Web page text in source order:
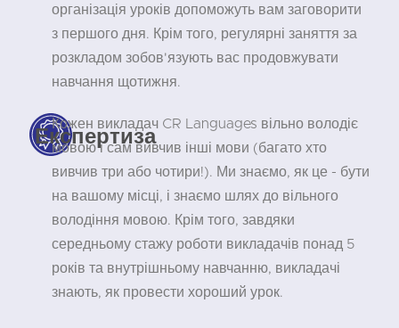
організація уроків допоможуть вам заговорити
з першого дня. Крім того, регулярні заняття за
розкладом зобов'язують вас продовжувати
навчання щотижня.
Експертиза
Кожен викладач CR Languages вільно володіє
мовою і сам вивчив інші мови (багато хто
вивчив три або чотири!). Ми знаємо, як це - бути
на вашому місці, і знаємо шлях до вільного
володіння мовою. Крім того, завдяки
середньому стажу роботи викладачів понад 5
років та внутрішньому навчанню, викладачі
знають, як провести хороший урок.